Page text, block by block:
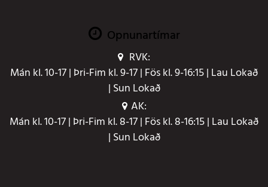
Opnunartímar
RVK:
Mán kl. 10-17 | Þri-Fim kl. 9-17 | Fös kl. 9-16:15 | Lau Lokað
| Sun Lokað
AK:
Mán kl. 10-17 | Þri-Fim kl. 8-17 | Fös kl. 8-16:15 | Lau Lokað
| Sun Lokað